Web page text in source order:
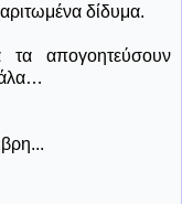
δίδυμα.
απογοητεύσουν